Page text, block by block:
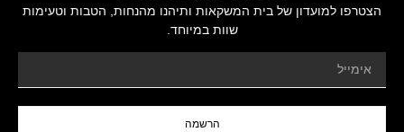
הצטרפו למועדון של בית המשקאות ותיהנו מהנחות, הטבות וטעימות
שוות במיוחד.
הרשמה